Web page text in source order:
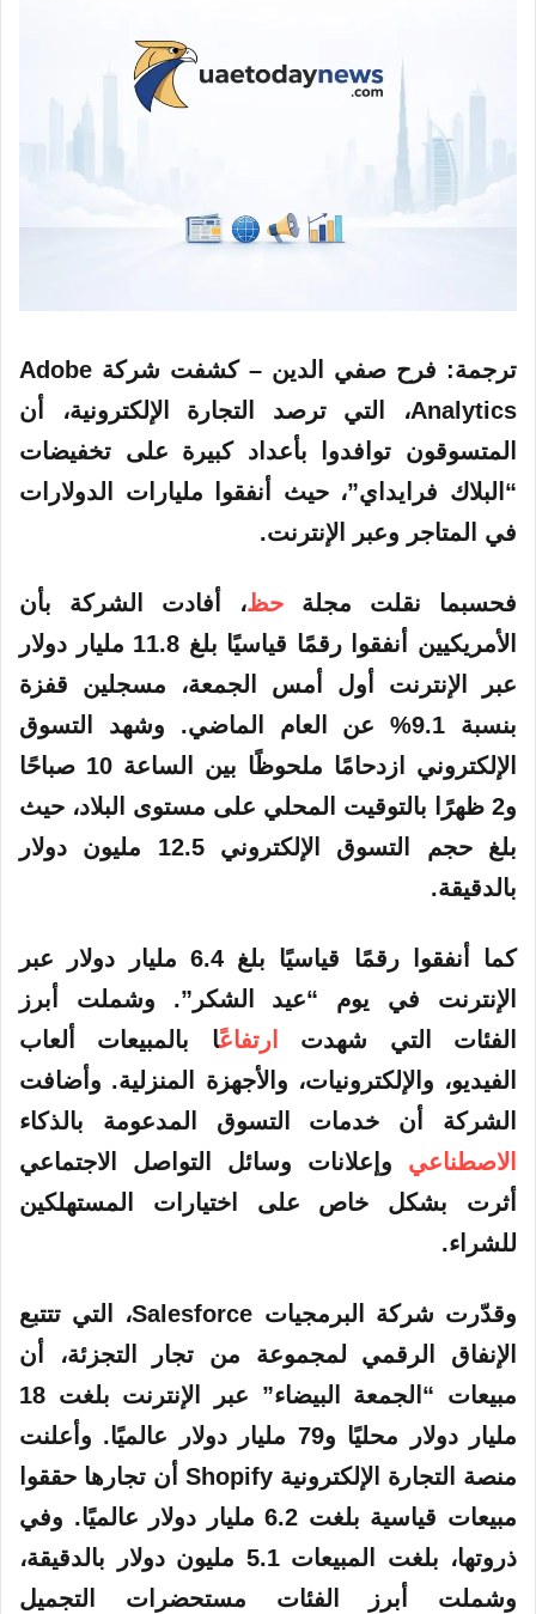
ترجمة: فرح صفي الدين
– كشفت شركة Adobe
Analytics، التي ترصد التجارة الإلكترونية، أن
المتسوقون توافدوا بأعداد كبيرة على تخفيضات
“البلاك فرايداي”، حيث أنفقوا مليارات الدولارات
في المتاجر وعبر الإنترنت.
فحسبما نقلت مجلة حظ، أفادت الشركة بأن
الأمريكيين أنفقوا رقمًا قياسيًا بلغ 11.8 مليار دولار
عبر الإنترنت أول أمس الجمعة، مسجلين قفزة
بنسبة 9.1% عن العام الماضي. وشهد التسوق
الإلكتروني ازدحامًا ملحوظًا بين الساعة 10 صباحًا
و2 ظهرًا بالتوقيت المحلي على مستوى البلاد، حيث
بلغ حجم التسوق الإلكتروني 12.5 مليون دولار
بالدقيقة.
كما أنفقوا رقمًا قياسيًا بلغ 6.4 مليار دولار عبر
الإنترنت في يوم “عيد الشكر”. وشملت أبرز
الفئات التي شهدت
ارتفاعًا بالمبيعات ألعاب
الفيديو، والإلكترونيات، والأجهزة المنزلية. وأضافت
الشركة أن خدمات التسوق المدعومة بالذكاء
الاصطناعي وإعلانات وسائل التواصل الاجتماعي
أثرت بشكل خاص على اختيارات المستهلكين
للشراء.
وقدّرت شركة البرمجيات Salesforce، التي تتتبع
الإنفاق الرقمي لمجموعة من تجار التجزئة، أن
مبيعات “الجمعة البيضاء” عبر الإنترنت بلغت 18
مليار دولار محليًا و79 مليار دولار عالميًا. وأعلنت
منصة التجارة الإلكترونية Shopify أن تجارها حققوا
مبيعات قياسية بلغت 6.2 مليار دولار عالميًا. وفي
ذروتها، بلغت المبيعات 5.1 مليون دولار بالدقيقة،
وشملت أبرز الفئات مستحضرات التجميل